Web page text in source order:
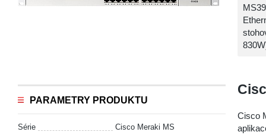
PARAMETRY PRODUKTU
Série Cisco Meraki MS
Cisco